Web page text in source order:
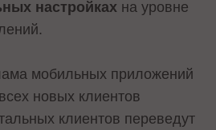
настройках на уровне
мобильных приложений
новых клиентов
клиентов переведут